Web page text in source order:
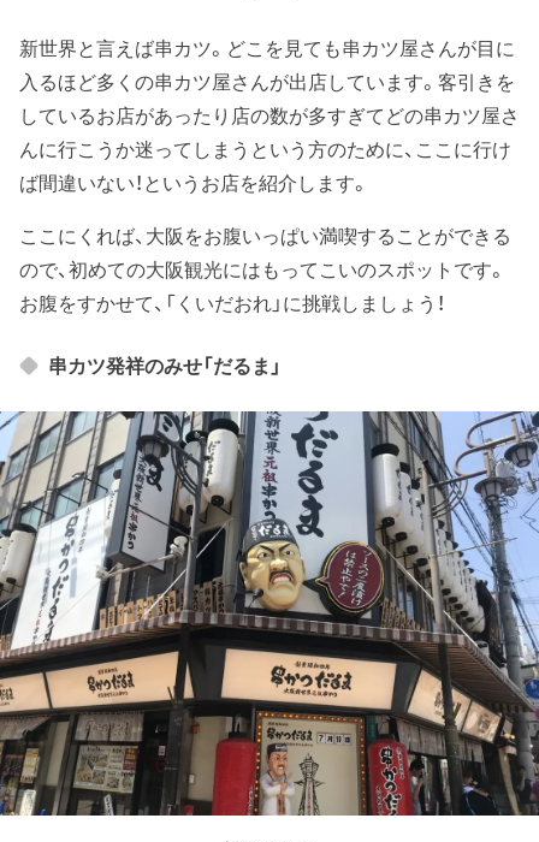
新世界と言えば串カツ。どこを見ても串カツ屋さんが目に
入るほど多くの串カツ屋さんが出店しています。客引きを
しているお店があったり店の数が多すぎてどの串カツ屋さ
んに行こうか迷ってしまうという方のために、ここに行け
ば間違いない！というお店を紹介します。
ここにくれば、大阪をお腹いっぱい満喫することができる
ので、初めての大阪観光にはもってこいのスポットです。
お腹をすかせて、「くいだおれ」に挑戦しましょう！
串カツ発祥のみせ「だるま」